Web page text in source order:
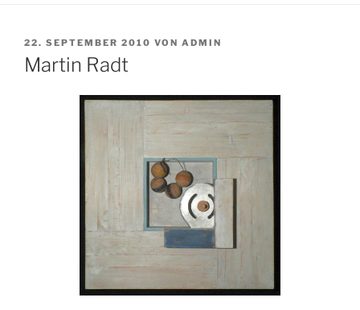
VERÖFFENTLICHT
AM
22. SEPTEMBER 2010 VON ADMIN
Martin Radt